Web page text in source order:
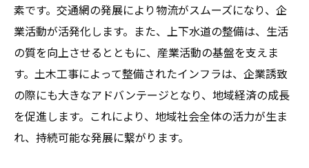
地域コミュニティとインフラの連携
経済発展とインフラ整備の関係
土木工事がもたらす雇用機会
地域社会の多様なニーズに応える工事
資源の活用と持続可能な開発
地元企業と連携したインフラ整備
素です。交通網の発展により物流がスムーズになり、企
業活動が活発化します。また、上下水道の整備は、生活
の質を向上させるとともに、産業活動の基盤を支えま
す。土木工事によって整備されたインフラは、企業誘致
の際にも大きなアドバンテージとなり、地域経済の成長
を促進します。これにより、地域社会全体の活力が生ま
れ、持続可能な発展に繋がります。